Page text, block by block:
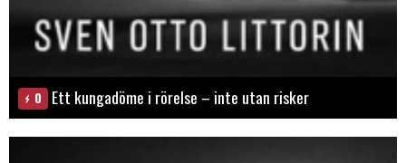
0 Ett kungadöme i rörelse – inte utan risker